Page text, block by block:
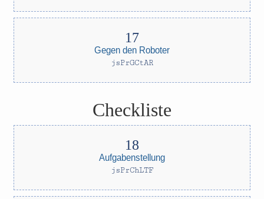
Gegen den Roboter
jsPrGCtAR
Checkliste
Aufgabenstellung
jsPrChLTF